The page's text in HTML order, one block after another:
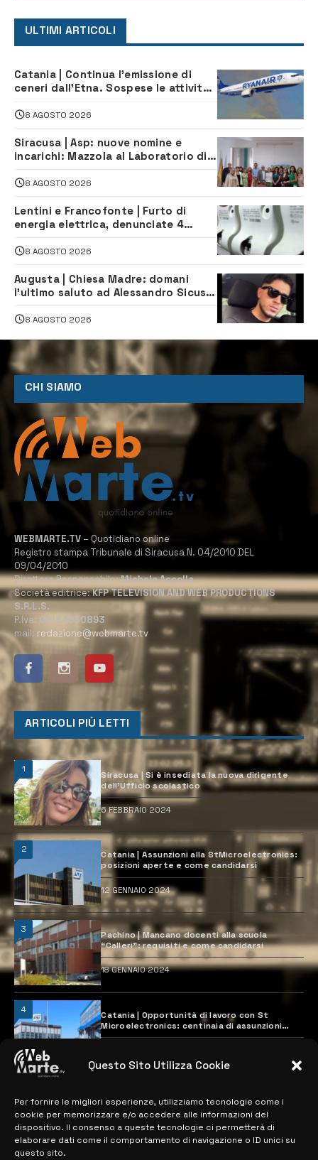
Questo Sito Utilizza Cookie
Per fornire le migliori esperienze, utilizziamo tecnologie come i
cookie per memorizzare e/o accedere alle informazioni del
dispositivo. Il consenso a queste tecnologie ci permetterà di
elaborare dati come il comportamento di navigazione o ID unici su
questo sito.
ULTIMI ARTICOLI
Catania | Continua l’emissione di
ceneri dall’Etna. Sospese le attività
8 AGOSTO 2026
Siracusa | Asp: nuove nomine e
incarichi: Mazzola al Laboratorio di
Servizio Legale
8 AGOSTO 2026
Lentini e Francofonte | Furto di
energia elettrica, denunciate 4
8 AGOSTO 2026
Augusta | Chiesa Madre: domani
l’ultimo saluto ad Alessandro Sicuso,
8 AGOSTO 2026
CHI SIAMO
WEBMARTE.TV – Quotidiano online
Registro stampa Tribunale di Siracusa N. 04/2010 DEL
09/04/2010
Direttore Responsabile:Michele Accolla
Società editrice:KFP TELEVISION AND WEB PRODUCTIONS
S.R.L.S.
P.Iva: 02184950893
mail: redazione@webmarte.tv
ARTICOLI PIÙ LETTI
1
Siracusa | Si è insediata la nuova dirigente
dell’Ufficio scolastico
6 FEBBRAIO 2024
2
Catania | Assunzioni alla StMicroelectronics:
posizioni aperte e come candidarsi
12 GENNAIO 2024
3
Pachino | Mancano docenti alla scuola
“Calleri”: requisiti e come candidarsi
18 GENNAIO 2024
4
Catania | Opportunità di lavoro con St
Microelectronics: centinaia di assunzioni
previste
MAPPA DEL SITO
> NOTIZIE